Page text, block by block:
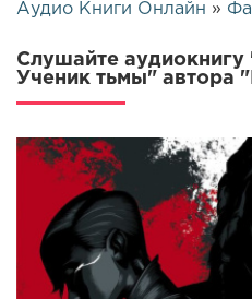
Аудио Книги Онлайн »
Слушайте аудиокнигу
Ученик тьмы" автора